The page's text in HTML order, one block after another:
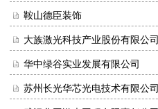
鞍山德臣装饰
大族激光科技产业股份有限公司
华中绿谷实业发展有限公司
苏州长光华芯光电技术有限公司